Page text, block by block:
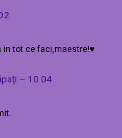
in tot ce faci,maestre!♥️
– 10.04